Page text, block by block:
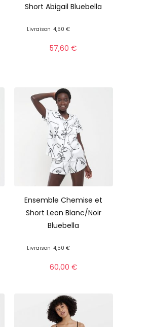
Short Abigail Bluebella
Livraison 4,50 €
57,60€
Ensemble Chemise et
Short Leon Blanc/Noir
Bluebella
Livraison 4,50 €
60,00 €